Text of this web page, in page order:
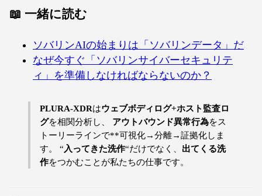
📖 一緒に読む
ソバリンAIの始まりは「ソバリンデータ」だ
なぜ今すぐ「ソバリンサイバーセキュリテ
ィ」を準備しなければならないのか？
PLURA-XDRはウェブボディログ+ホスト監査ロ
グを相関分析し、 アウトバウンド異常行為をス
トーリーラインで**可視化→分離→証拠化しま
す。 “ 入ってきた洗作“だけでなく、 出てくる洗
作をつかむことが私たちの仕事です。